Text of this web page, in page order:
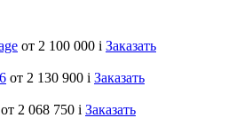
от 2 100 000 i Заказать
от 2 130 900 i Заказать
от 2 068 750 i Заказать